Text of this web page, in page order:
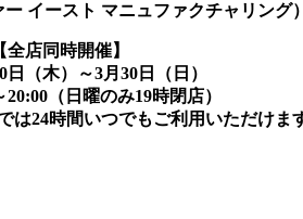
イースト マニュファクチャリング
【全店同時開催】
日（木）～3月30日（日）
20:00（日曜のみ19時閉店）
は24時間いつでもご利用いただけま